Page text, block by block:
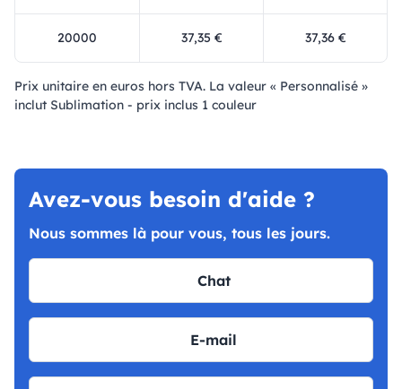
20000 37,35 € 37,36 €
Prix ​​unitaire en euros hors TVA. La valeur « Personnalisé »
inclut Sublimation - prix inclus 1 couleur
Avez-vous besoin d'aide ?
Nous sommes là pour vous, tous les jours.
Chat
E-mail